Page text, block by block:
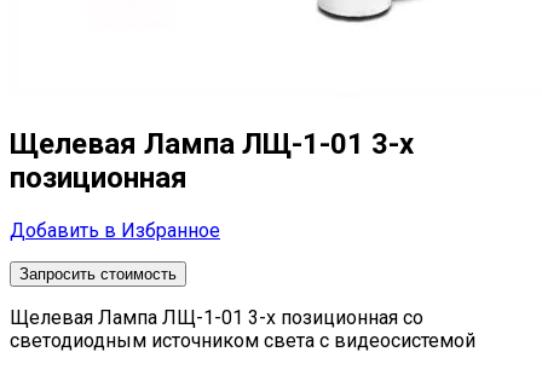
Щелевая Лампа ЛЩ-1-01 3-х
позиционная
Добавить в Избранное
Запросить стоимость
Щелевая Лампа ЛЩ-1-01 3-х позиционная со
светодиодным источником света с видеосистемой